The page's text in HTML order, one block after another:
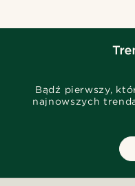
Bądź pierwszy,
najnowszych